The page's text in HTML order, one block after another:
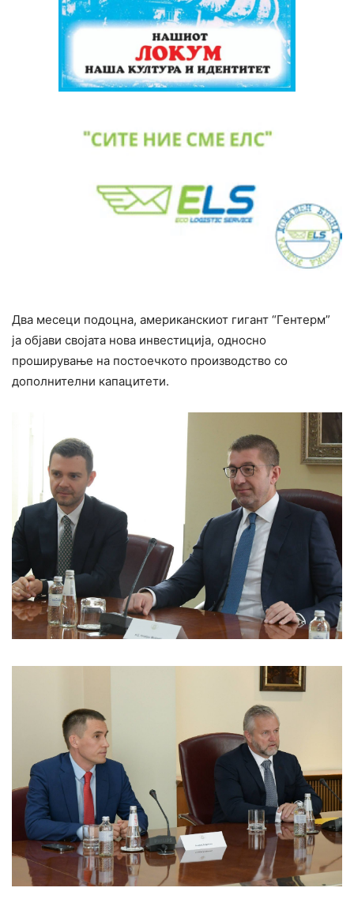
Два месеци подоцна, американскиот гигант “Гентерм”
ја објави својата нова инвестиција, односно
проширување на постоечкото производство со
дополнителни капацитети.